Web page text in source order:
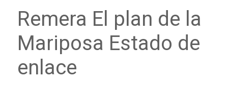
Remera El plan de la
Mariposa Estado de
enlace